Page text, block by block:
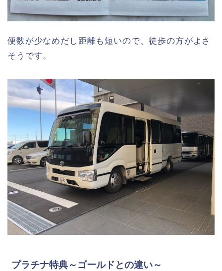
便数が少なめだし距離も短いので、徒歩の方がよさ
そうです。
プラチナ特典～ゴールドとの違い～